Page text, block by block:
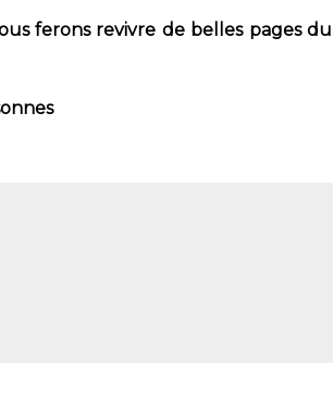
ferons revivre de belles pages du